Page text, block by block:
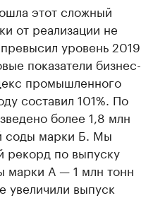
этот сложный
от реализации не
уровень 2019
показатели бизнес-
промышленного
составил 101%. По
более 1,8 млн
соды марки Б. Мы
рекорд по выпуску
марки А — 1 млн тонн
увеличили выпуск